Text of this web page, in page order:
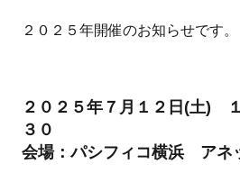
２０２５年開催のお知らせです。
２０２５年７月１２日(土)
３０
会場：パシフィコ横浜 アネ